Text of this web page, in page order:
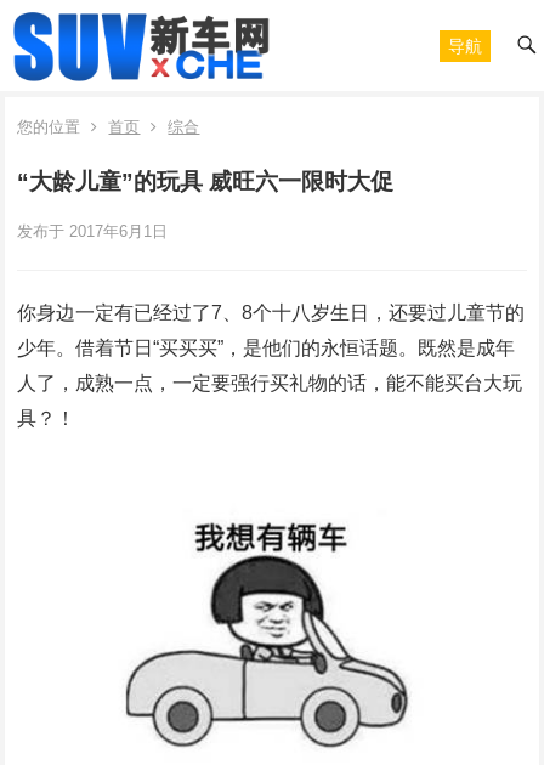
导航
您的位置 首页 综合
“大龄儿童”的玩具 威旺六一限时大促
发布于 2017年6月1日
你身边一定有已经过了7、8个十八岁生日，还要过儿童节的
少年。借着节日“买买买”，是他们的永恒话题。既然是成年
人了，成熟一点，一定要强行买礼物的话，能不能买台大玩
具？！